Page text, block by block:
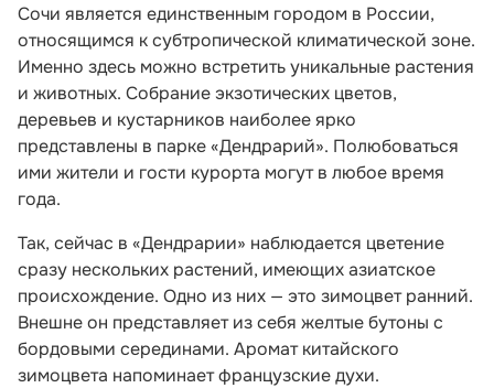
Сочи является единственным городом в России,
относящимся к субтропической климатической зоне.
Именно здесь можно встретить уникальные растения
и животных. Собрание экзотических цветов,
деревьев и кустарников наиболее ярко
представлены в парке «Дендрарий». Полюбоваться
ими жители и гости курорта могут в любое время
года.
Так, сейчас в «Дендрарии» наблюдается цветение
сразу нескольких растений, имеющих азиатское
происхождение. Одно из них — это зимоцвет ранний.
Внешне он представляет из себя желтые бутоны с
бордовыми серединами. Аромат китайского
зимоцвета напоминает французские духи.